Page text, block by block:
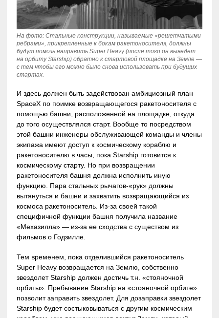
На фото: Cтальные конструкции, называемые «решетчатыми
ребрами», прикрепленные к бокам ракетоносителя, должны
будут помочь направить Super Heavy (после того он выведет
на орбиту Starship) обратно к стартовой площадке на Земле —
с тем чтобы его можно было снова использовать при будущих
стартах.
И здесь должен быть задействован амбициозный план
SpaceX по поимке возвращающегося ракетоносителя с
помощью башни, расположенной на площадке, откуда
до того осуществлялся старт. Вообще то посредством
этой башни инженеры обслуживающей команды и члены
экипажа имеют доступ к космическому кораблю и
ракетоносителю в часы, пока Starship готовится к
космическому старту. Но при возвращении
ракетоносителя башня должна исполнить иную
функцию. Пара стальных рычагов-«рук» должны
вытянуться и башни и захватить возвращающийся из
космоса ракетоноситель. Из-за своей такой
специфичной функции башня получила название
«Мехазилла» — из-за ее сходства с существом из
фильмов о Годзилле.
Тем временем, пока отделившийся ракетоноситель
Super Heavy возвращается на Землю, собственно
звездолет Starship должен достичь т.н. «стояночной
орбиты». Пребывание Starship на «стояночной орбите»
позволит заправить звездолет. Для дозаправки звездолет
Starship будет состыковываться с другим космическим